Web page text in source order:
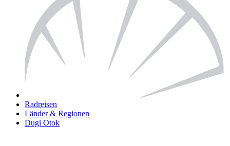
Radreisen
Länder & Regionen
Dugi Otok